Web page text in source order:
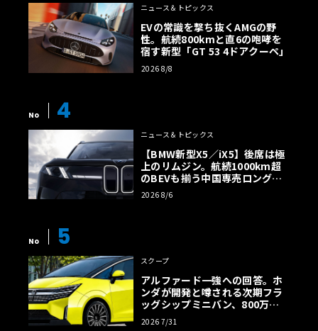
ニュース＆トピックス
EVの常識を撃ち抜くAMGの野
性。航続800kmと直6の咆哮を
宿す新型「GT 53 4ドアクーペ」
2026 8/8
No 4
ニュース＆トピックス
【BMW新型X5／iX5】後席は極
上のリムジン。航続1000km超
のBEVも揃う中国専売ロング仕
様の全貌
2026 8/6
No 5
スクープ
アルファード一強への回答。ホ
ンダが開発と噂される次期フラ
ッグシップミニバン、800万円
超の勝算【予想CG】
2026 7/31